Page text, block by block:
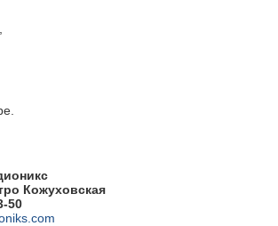
Кожуховская
50